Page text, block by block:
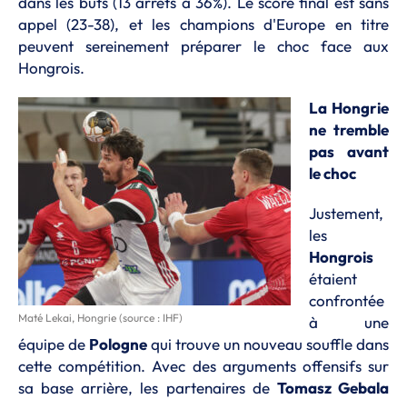
appel (23-38), et les champions d'Europe en titre
peuvent sereinement préparer le choc face aux
Hongrois.
Maté Lekai, Hongrie (source : IHF)
La Hongrie
ne tremble
pas avant
le choc
Justement,
les
Hongrois
étaient
confrontée
à une
équipe de Polognequi trouve un nouveau souffle dans
cette compétition. Avec des arguments offensifs sur
sa base arrière, les partenaires de Tomasz Gebala